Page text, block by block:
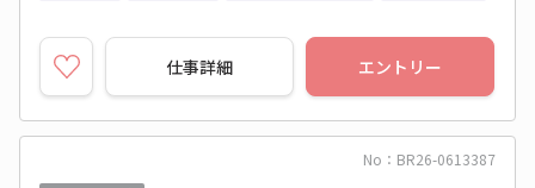
仕事詳細 エントリー
No：BR26-0613387